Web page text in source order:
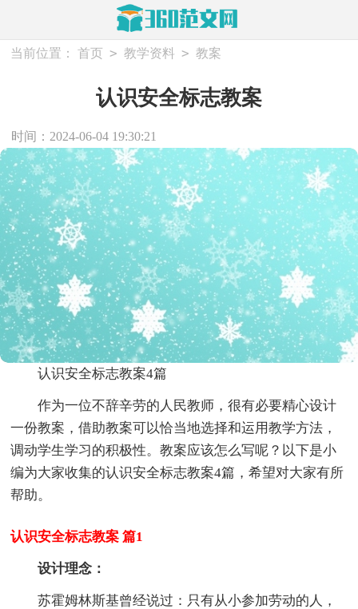
当前位置： 首页 > 教学资料 > 教案
认识安全标志教案
时间：2024-06-04 19:30:21
认识安全标志教案4篇
作为一位不辞辛劳的人民教师，很有必要精心设计
一份教案，借助教案可以恰当地选择和运用教学方法，
调动学生学习的积极性。教案应该怎么写呢？以下是小
编为大家收集的认识安全标志教案4篇，希望对大家有所
帮助。
认识安全标志教案 篇1
设计理念：
苏霍姆林斯基曾经说过：只有从小参加劳动的人，